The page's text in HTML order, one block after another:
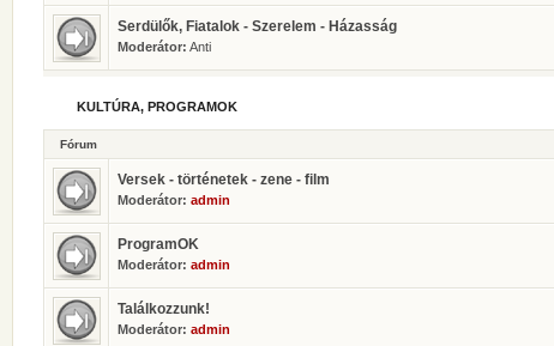
Serdülők, Fiatalok - Szerelem - Házasság
Moderátor: Anti
KULTÚRA, PROGRAMOK
Fórum
Versek - történetek - zene - film
Moderátor: admin
ProgramOK
Moderátor: admin
Találkozzunk!
Moderátor: admin